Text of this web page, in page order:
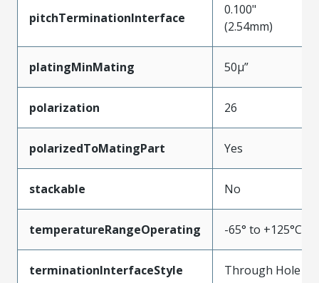
pitchTerminationInterface
0.100"
(2.54mm)
platingMinMating 50µ”
polarization 26
polarizedToMatingPart Yes
stackable No
temperatureRangeOperating -65° to +125°C
terminationInterfaceStyle Through Hole